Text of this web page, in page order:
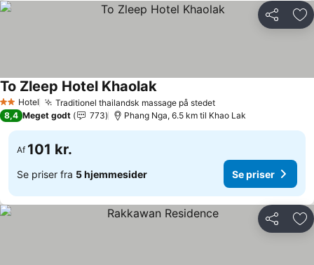
Del
2 Stjerner
Hotel Traditionel thailandsk massage på stedet
To Zleep Hotel Khaolak
8,4 Meget godt 773 Phang Nga, 6.5 km til Khao Lak
Af 101 kr.
Se priser fra 5 hjemmesider Se priser
Del